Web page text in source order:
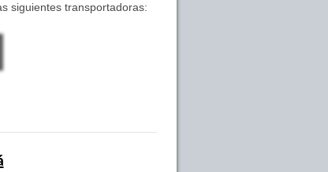
siguientes transportadoras: